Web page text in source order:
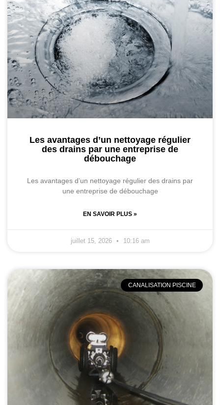
Les avantages d’un nettoyage régulier
des drains par une entreprise de
débouchage
Les avantages d’un nettoyage régulier des drains par
une entreprise de débouchage
EN SAVOIR PLUS »
juillet 15, 2026 10:16 am
CANALISATION PISCINE